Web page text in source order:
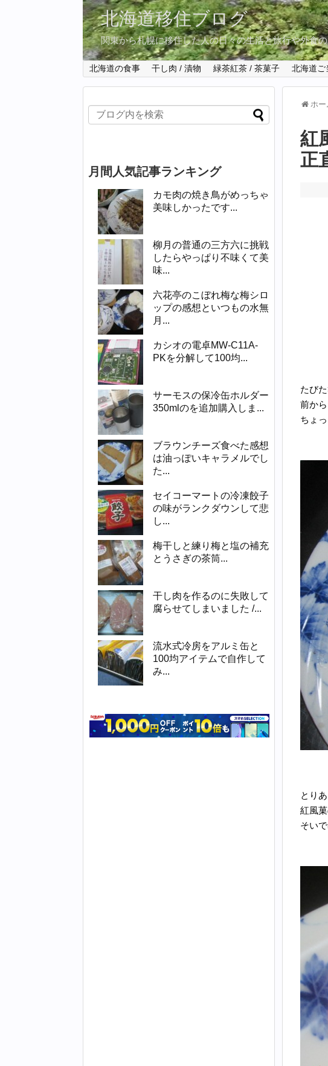
北海道移住ブログ
関東から札幌に移住した人の日々の生活と旅行や外食
北海道の食事 干し肉 / 漬物 緑茶紅茶 / 茶菓子 北海道ご
ホー
紅
正
たび
前か
ちょ
とり
紅風
そい
月間人気記事ランキング
カモ肉の焼き鳥がめっちゃ
美味しかったです...
柳月の普通の三方六に挑戦
したらやっぱり不味くて美
味...
六花亭のこぼれ梅な梅シロ
ップの感想といつもの水無
月...
カシオの電卓MW-C11A-
PKを分解して100均...
サーモスの保冷缶ホルダー
350mlのを追加購入しま...
ブラウンチーズ食べた感想
は油っぽいキャラメルでし
た...
セイコーマートの冷凍餃子
の味がランクダウンして悲
し...
梅干しと練り梅と塩の補充
とうさぎの茶筒...
干し肉を作るのに失敗して
腐らせてしまいました /...
流水式冷房をアルミ缶と
100均アイテムで自作して
み...